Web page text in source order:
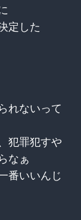
定した
れないって
犯罪犯すや
なぁ
番いいんじ